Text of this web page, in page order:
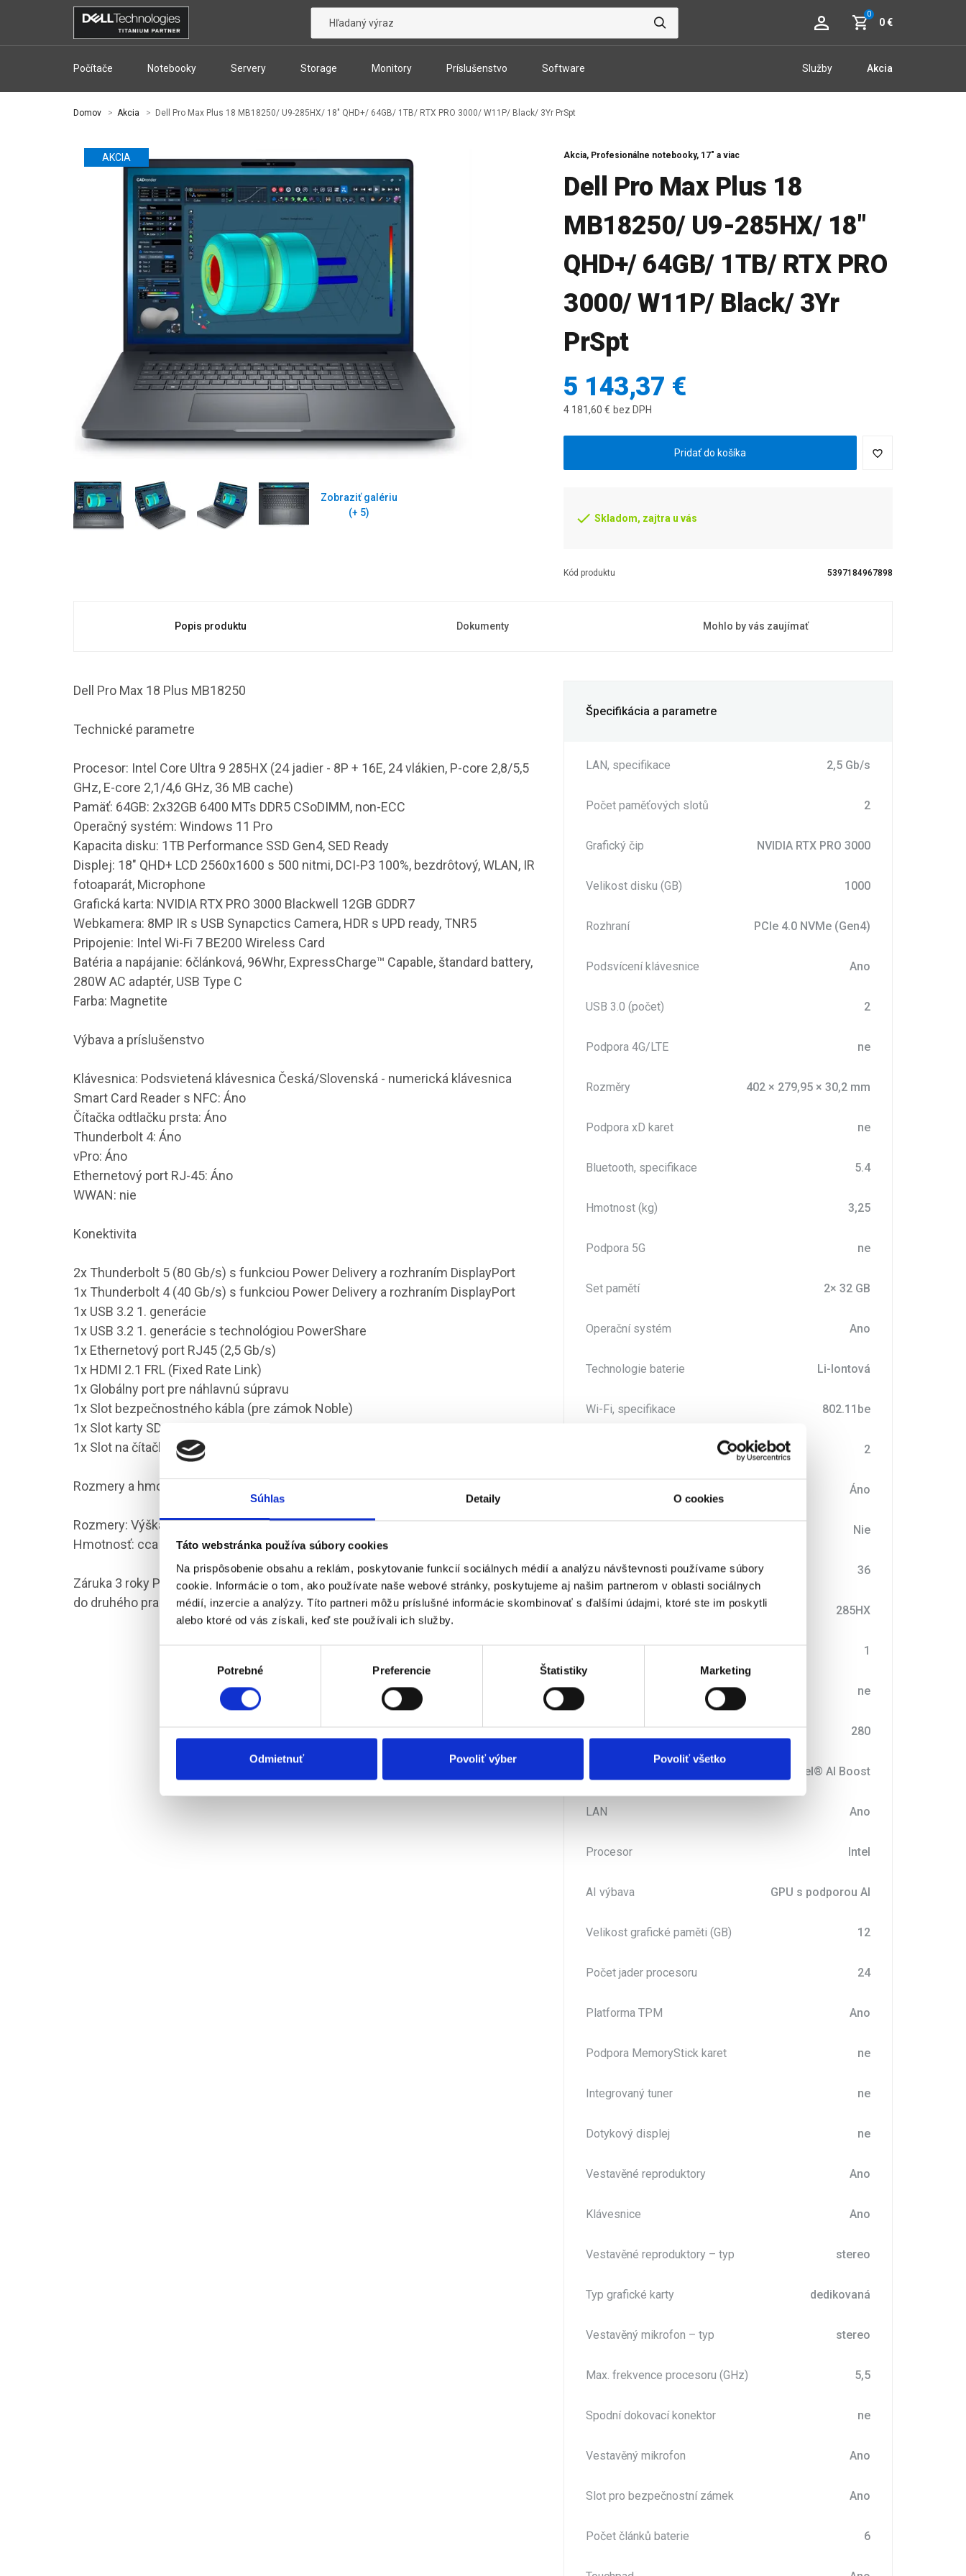
Súhlas Detaily O cookies
Táto webstránka používa súbory cookies
Na prispôsobenie obsahu a reklám, poskytovanie funkcií sociálnych médií a analýzu návštevnosti používame súbory
cookie. Informácie o tom, ako používate naše webové stránky, poskytujeme aj našim partnerom v oblasti sociálnych
médií, inzercie a analýzy. Títo partneri môžu príslušné informácie skombinovať s ďalšími údajmi, ktoré ste im poskytli
alebo ktoré od vás získali, keď ste používali ich služby.
Potrebné Preferencie Štatistiky Marketing
Odmietnuť Povoliť výber Povoliť všetko
0
0 €
Počítače Notebooky Servery Storage Monitory Príslušenstvo Software Služby Akcia
Domov Akcia Dell Pro Max Plus 18 MB18250/ U9-285HX/ 18" QHD+/ 64GB/ 1TB/ RTX PRO 3000/ W11P/ Black/ 3Yr PrSpt
AKCIA
Zobraziť galériu
(+ 5)
Akcia, Profesionálne notebooky, 17" a viac
Dell Pro Max Plus 18
MB18250/ U9-285HX/ 18"
QHD+/ 64GB/ 1TB/ RTX PRO
3000/ W11P/ Black/ 3Yr
PrSpt
5 143,37 €
4 181,60 € bez DPH
Pridať do košíka
Skladom, zajtra u vás
Kód produktu 5397184967898
Popis produktu Dokumenty Mohlo by vás zaujímať
Dell Pro Max 18 Plus MB18250
Technické parametre
Procesor: Intel Core Ultra 9 285HX (24 jadier - 8P + 16E, 24 vlákien, P-core 2,8/5,5
GHz, E-core 2,1/4,6 GHz, 36 MB cache)
Pamäť: 64GB: 2x32GB 6400 MTs DDR5 CSoDIMM, non-ECC
Operačný systém: Windows 11 Pro
Kapacita disku: 1TB Performance SSD Gen4, SED Ready
Displej: 18" QHD+ LCD 2560x1600 s 500 nitmi, DCI-P3 100%, bezdrôtový, WLAN, IR
fotoaparát, Microphone
Grafická karta: NVIDIA RTX PRO 3000 Blackwell 12GB GDDR7
Webkamera: 8MP IR s USB Synapctics Camera, HDR s UPD ready, TNR5
Pripojenie: Intel Wi-Fi 7 BE200 Wireless Card
Batéria a napájanie: 6článková, 96Whr, ExpressCharge™ Capable, štandard battery,
280W AC adaptér, USB Type C
Farba: Magnetite
Výbava a príslušenstvo
Klávesnica: Podsvietená klávesnica Česká/Slovenská - numerická klávesnica
Smart Card Reader s NFC: Áno
Čítačka odtlačku prsta: Áno
Thunderbolt 4: Áno
vPro: Áno
Ethernetový port RJ-45: Áno
WWAN: nie
Konektivita
2x Thunderbolt 5 (80 Gb/s) s funkciou Power Delivery a rozhraním DisplayPort
1x Thunderbolt 4 (40 Gb/s) s funkciou Power Delivery a rozhraním DisplayPort
1x USB 3.2 1. generácie
1x USB 3.2 1. generácie s technológiou PowerShare
1x Ethernetový port RJ45 (2,5 Gb/s)
1x HDMI 2.1 FRL (Fixed Rate Link)
1x Globálny port pre náhlavnú súpravu
1x Slot bezpečnostného kábla (pre zámok Noble)
1x Slot karty SD
1x Slot na čítačku čipových kariet
Rozmery a hmotnosť
Rozmery: Výška: 17,92 - 19,56 mm, Šírka: 402,00 mm, Hĺbka: 279,95 mm
Hmotnosť: cca 3,25 kg
Záruka 3 roky ProSupport Next Business Day On-Site Service – servis u zákazníka
do druhého pracovného dňa
Špecifikácia a parametre
LAN, specifikace 2,5 Gb/s
Počet paměťových slotů 2
Grafický čip NVIDIA RTX PRO 3000
Velikost disku (GB) 1000
Rozhraní PCIe 4.0 NVMe (Gen4)
Podsvícení klávesnice Ano
USB 3.0 (počet) 2
Podpora 4G/LTE ne
Rozměry 402 × 279,95 × 30,2 mm
Podpora xD karet ne
Bluetooth, specifikace 5.4
Hmotnost (kg) 3,25
Podpora 5G ne
Set pamětí 2× 32 GB
Operační systém Ano
Technologie baterie Li-Iontová
Wi-Fi, specifikace 802.11be
2
Áno
Nie
Délka záruky IČO (měsíce) 36
Model procesoru 285HX
1
ne
Výkon zdroje (W) 280
Intel® AI Boost
LAN Ano
Procesor Intel
AI výbava GPU s podporou AI
Velikost grafické paměti (GB) 12
Počet jader procesoru 24
Platforma TPM Ano
Podpora MemoryStick karet ne
Integrovaný tuner ne
Dotykový displej ne
Vestavěné reproduktory Ano
Klávesnice Ano
Vestavěné reproduktory – typ stereo
Typ grafické karty dedikovaná
Vestavěný mikrofon – typ stereo
Max. frekvence procesoru (GHz) 5,5
Spodní dokovací konektor ne
Vestavěný mikrofon Ano
Slot pro bezpečnostní zámek Ano
Počet článků baterie 6